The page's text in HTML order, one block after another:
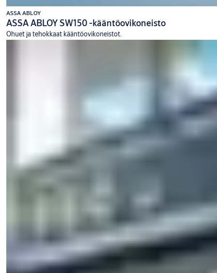
ASSA ABLOY
ASSA ABLOY SW150 -kääntöovikoneisto
Ohuet ja tehokkaat kääntöovikoneistot.